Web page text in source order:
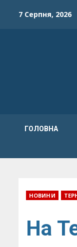
7 Серпня, 2026
ГОЛОВНА
НОВИНИ
На